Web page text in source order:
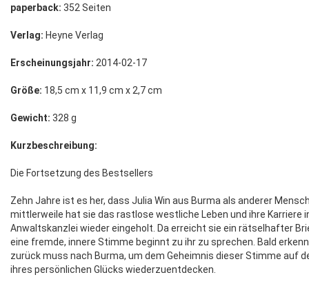
paperback: 352 Seiten
Verlag: Heyne Verlag
Erscheinungsjahr: 2014-02-17
Größe: 18,5 cm x 11,9 cm x 2,7 cm
Gewicht: 328 g
Kurzbeschreibung:
Die Fortsetzung des Bestsellers
Zehn Jahre ist es her, dass Julia Win aus Burma als anderer
mittlerweile hat sie das rastlose westliche Leben und ihre Karriere
Anwaltskanzlei wieder eingeholt. Da erreicht sie ein rätselhafter
eine fremde, innere Stimme beginnt zu ihr zu sprechen. Bald
zurück muss nach Burma, um dem Geheimnis dieser Stimme auf
ihres persönlichen Glücks wiederzuentdecken.